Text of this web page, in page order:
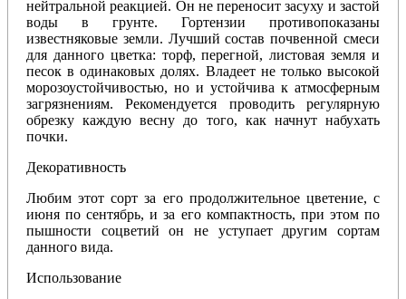
нейтральной реакцией. Он не переносит засуху и застой
воды в грунте. Гортензии противопоказаны
известняковые земли. Лучший состав почвенной смеси
для данного цветка: торф, перегной, листовая земля и
песок в одинаковых долях. Владеет не только высокой
морозоустойчивостью, но и устойчива к атмосферным
загрязнениям. Рекомендуется проводить регулярную
обрезку каждую весну до того, как начнут набухать
почки.
Декоративность
Любим этот сорт за его продолжительное цветение, с
июня по сентябрь, и за его компактность, при этом по
пышности соцветий он не уступает другим сортам
данного вида.
Использование